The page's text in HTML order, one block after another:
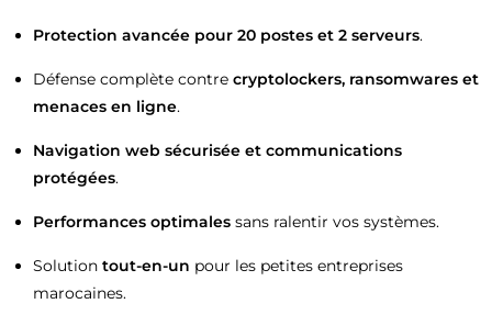
Protection avancée pour 20 postes et 2 serveurs.
Défense complète contre cryptolockers, ransomwares et
menaces en ligne.
Navigation web sécurisée et communications
protégées.
Performances optimales sans ralentir vos systèmes.
Solution tout-en-un pour les petites entreprises
marocaines.